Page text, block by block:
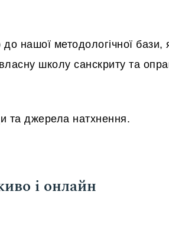
до нашої методологічної
власну школу санскриту та
та джерела натхнення.
і онлайн